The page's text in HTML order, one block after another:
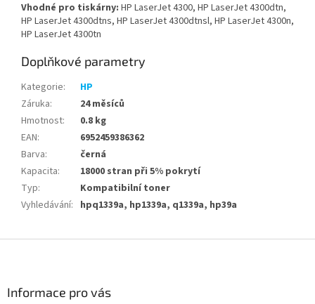
Vhodné pro tiskárny: HP LaserJet 4300, HP LaserJet 4300dtn,
HP LaserJet 4300dtns, HP LaserJet 4300dtnsl, HP LaserJet 4300n,
HP LaserJet 4300tn
Doplňkové parametry
Kategorie:
HP
Záruka:
24 měsíců
Hmotnost:
0.8 kg
EAN:
6952459386362
Barva:
černá
Kapacita:
18000 stran při 5% pokrytí
Typ:
Kompatibilní toner
Vyhledávání: hpq1339a, hp1339a, q1339a, hp39a
Informace pro vás